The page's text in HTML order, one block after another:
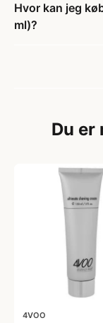
Hvor kan jeg
ml)?
Du er
4VOO